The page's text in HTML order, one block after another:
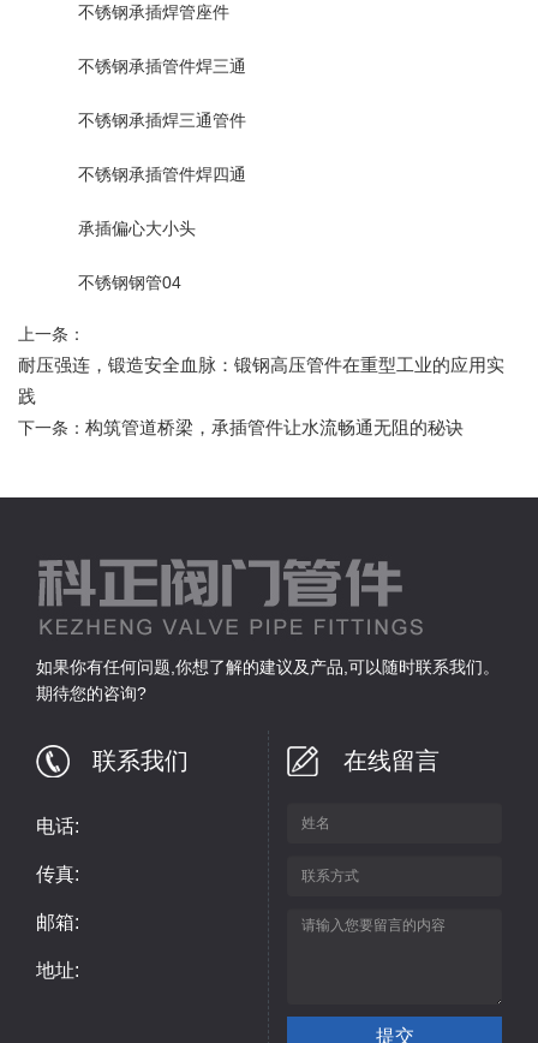
不锈钢承插焊管座件
不锈钢承插管件焊三通
不锈钢承插焊三通管件
不锈钢承插管件焊四通
承插偏心大小头
不锈钢钢管04
上一条：
耐压强连，锻造安全血脉：锻钢高压管件在重型工业的应用实
践
下一条： 构筑管道桥梁，承插管件让水流畅通无阻的秘诀
如果你有任何问题,你想了解的建议及产品,可以随时联系我们。
期待您的咨询?
联系我们
电话:
传真:
邮箱:
地址:
在线留言